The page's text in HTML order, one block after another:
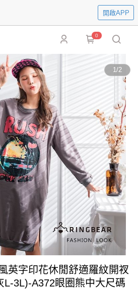
開啟APP
0
1/2
英字印花休閒舒適羅紋開衩
L-3L)-A372眼圈熊中大尺碼